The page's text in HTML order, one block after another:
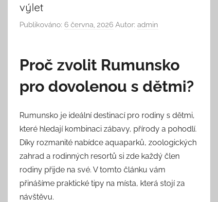
výlet
Publikováno: 6 června, 2026 Autor: admin
Proč zvolit Rumunsko
pro dovolenou s dětmi?
Rumunsko je ideální destinací pro rodiny s dětmi,
které hledají kombinaci zábavy, přírody a pohodlí.
Díky rozmanité nabídce aquaparků, zoologických
zahrad a rodinných resortů si zde každý člen
rodiny přijde na své. V tomto článku vám
přinášíme praktické tipy na místa, která stojí za
návštěvu.